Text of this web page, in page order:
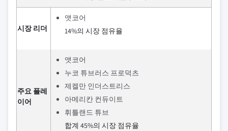
시장 리더
앳코어
14%의 시장 점유율
주요 플레
이어
앳코어
누코 튜브러스 프로덕츠
제켈만 인더스트리스
아메리칸 컨듀이트
휘틀랜드 튜브
합계 45%의 시장 점유율